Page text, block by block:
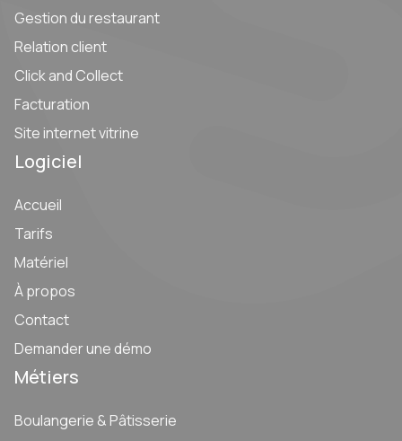
Gestion du restaurant
Relation client
Click and Collect
Facturation
Site internet vitrine
Logiciel
Accueil
Tarifs
Matériel
À propos
Contact
Demander une démo
Métiers
Boulangerie & Pâtisserie